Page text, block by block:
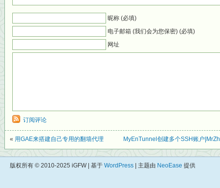
昵称 (必填)
电子邮箱 (我们会为您保密) (必填)
网址
订阅评论
« 用GAE来搭建自己专用的翻墙代理 MyEnTunnel创建多个SSH账户
版权所有 © 2010-2025 iGFW | 基于 WordPress | 主题由 NeoEase 提供